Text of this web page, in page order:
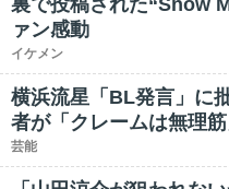
裏で投稿された“Snow
ァン感動
イケメン
横浜流星「BL発言」に
者が「クレームは無理
芸能